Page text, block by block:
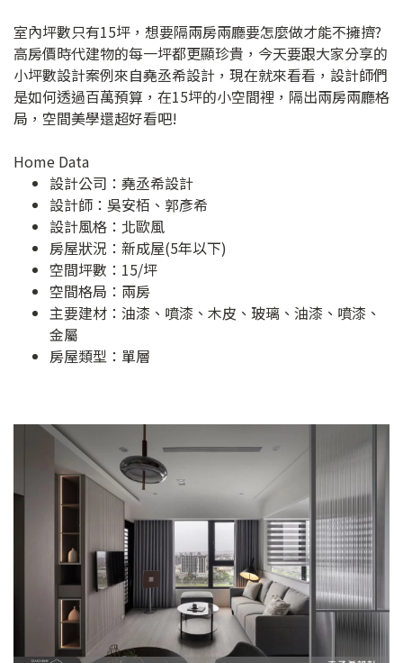
室內坪數只有15坪，想要隔兩房兩廳要怎麼做才能不擁擠?
高房價時代建物的每一坪都更顯珍貴，今天要跟大家分享的
小坪數設計案例來自堯丞希設計，現在就來看看，設計師們
是如何透過百萬預算，在15坪的小空間裡，隔出兩房兩廳格
局，空間美學還超好看吧!
Home Data
設計公司： 堯丞希設計
設計師：吳安栢、郭彥希
設計風格：北歐風
房屋狀況：新成屋(5年以下)
空間坪數：15/坪
空間格局：兩房
主要建材：油漆、噴漆、木皮、玻璃、油漆、噴漆、
金屬
房屋類型：單層